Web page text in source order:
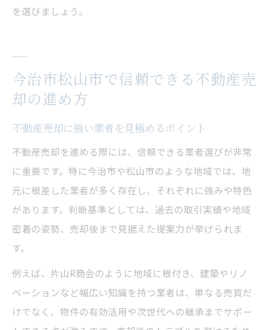
を選びましょう。
今治市松山市で信頼できる不動産売
却の進め方
不動産売却に強い業者を見極めるポイント
不動産売却を進める際には、信頼できる業者選びが非常
に重要です。特に今治市や松山市のような地域では、地
元に根差した業者が多く存在し、それぞれに強みや特色
があります。判断基準としては、過去の取引実績や地域
密着の姿勢、売却後まで見据えた提案力が挙げられま
す。
例えば、片山R商会のように地域に根付き、建築やリノ
ベーションなど幅広い知識を持つ業者は、単なる売買だ
けでなく、物件の有効活用や次世代への継承までサポー